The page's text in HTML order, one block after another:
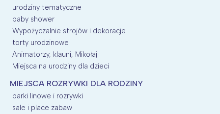
urodziny tematyczne
baby shower
Wypożyczalnie strojów i dekoracje
torty urodzinowe
Animatorzy, klauni, Mikołaj
Miejsca na urodziny dla dzieci
MIEJSCA ROZRYWKI DLA RODZINY
parki linowe i rozrywki
sale i place zabaw